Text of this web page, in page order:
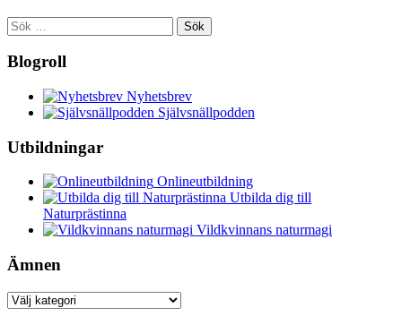
Sök
efter:
Blogroll
Nyhetsbrev
Självsnällpodden
Utbildningar
Onlineutbildning
Utbilda dig till
Naturprästinna
Vildkvinnans naturmagi
Ämnen
Ämnen